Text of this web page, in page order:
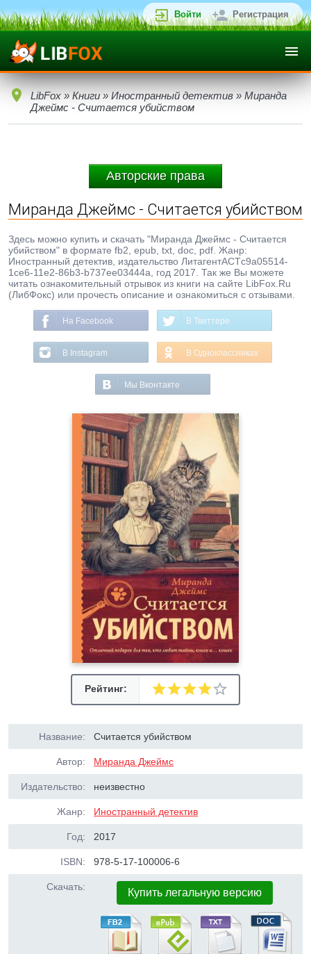
Войти Регистрация
LibFox » Книги » Иностранный детектив » Миранда
Джеймс - Считается убийством
Авторские права
Миранда Джеймс - Считается убийством
Здесь можно купить и скачать "Миранда Джеймс - Считается
убийством" в формате fb2, epub, txt, doc, pdf. Жанр:
Иностранный детектив, издательство ЛитагентАСТc9a05514-
1ce6-11e2-86b3-b737ee03444a, год 2017. Так же Вы можете
читать ознакомительный отрывок из книги на сайте LibFox.Ru
(ЛибФокс) или прочесть описание и ознакомиться с отзывами.
На Facebook В Твиттере
В Instagram В Одноклассниках
Мы Вконтакте
Рейтинг:
Название: Считается убийством
Автор: Миранда Джеймс
Издательство: неизвестно
Жанр: Иностранный детектив
Год: 2017
ISBN: 978-5-17-100006-6
Скачать: Купить легальную версию